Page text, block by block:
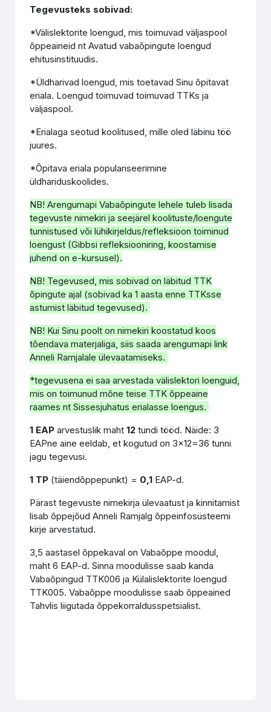
Tegevusteks sobivad:
*Välislektorite loengud, mis toimuvad väljaspool
õppeaineid nt Avatud vabaõpingute loengud
ehitusinstituudis.
*Üldharivad loengud, mis toetavad Sinu õpitavat
eriala. Loengud toimuvad toimuvad TTKs ja
väljaspool.
*Erialaga seotud koolitused, mille oled läbinu töö
juures.
*Õpitava eriala populariseerimine
üldhariduskoolides.
NB! Arengumapi Vabaõpingute lehele tuleb lisada
tegevuste nimekiri ja seejärel koolituste/loengute
tunnistused või lühikirjeldus/refleksioon toiminud
loengust (Gibbsi refleksiooniring, koostamise
juhend on e-kursusel).
NB! Tegevused, mis sobivad on läbitud TTK
õpingute ajal (sobivad ka 1 aasta enne TTKsse
astumist läbitud tegevused).
NB! Kui Sinu poolt on nimekiri koostatud koos
tõendava materjaliga, siis saada arengumapi link
Anneli Ramjalale ülevaatamiseks.
*tegevusena ei saa arvestada välislektori loenguid,
mis on toimunud mõne teise TTK õppeaine
raames nt Sissesjuhatus erialasse loengus.
1 EAP arvestuslik maht12tundi tööd. Näide: 3
EAPne aine eeldab, et kogutud on 3x12=36 tunni
jagu tegevusi.
1 TP (täiendõppepunkt) = 0,1 EAP-d.
Pärast tegevuste nimekirja ülevaatust ja kinnitamist
lisab õppejõud Anneli Ramjalg õppeinfosüsteemi
kirje arvestatud.
3,5 aastasel õppekaval on Vabaõppe moodul,
maht 6 EAP-d. Sinna moodulisse saab kanda
Vabaõpingud TTK006 ja Külalislektorite loengud
TTK005. Vabaõppe moodulisse saab õppeained
Tahvlis liigutada õppekorraldusspetsialist.